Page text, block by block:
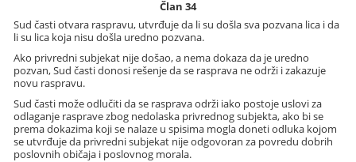
Član 34
Sud časti otvara raspravu, utvrđuje da li su došla sva pozvana lica i da
li su lica koja nisu došla uredno pozvana.
Ako privredni subjekat nije došao, a nema dokaza da je uredno
pozvan, Sud časti donosi rešenje da se rasprava ne održi i zakazuje
novu raspravu.
Sud časti može odlučiti da se rasprava održi iako postoje uslovi za
odlaganje rasprave zbog nedolaska privrednog subjekta, ako bi se
prema dokazima koji se nalaze u spisima mogla doneti odluka kojom
se utvrđuje da privredni subjekat nije odgovoran za povredu dobrih
poslovnih običaja i poslovnog morala.